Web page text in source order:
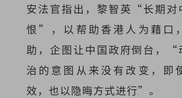
安法官指出，黎智英“长期对
恨”，以帮助香港人为藉口
助，企图让中国政府倒台，“
治的意图从来没有改变，即
效，也以隐晦方式进行”。